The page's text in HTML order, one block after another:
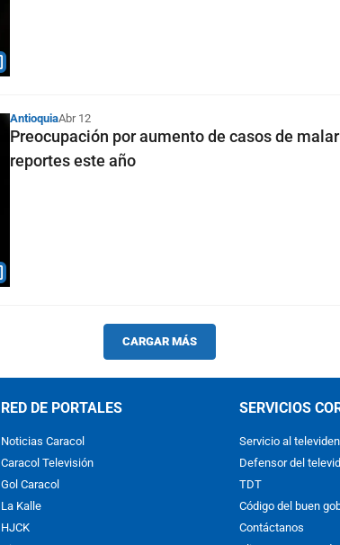
AntioquiaAbr 12
Preocupación por aumento de casos de
reportes este año
CARGAR MÁS
RED DE PORTALES
Noticias Caracol
Caracol Televisión
Gol Caracol
La Kalle
HJCK
SERVICIOS
Servicio al
Defensor del
TDT
Código del buen
Contáctanos